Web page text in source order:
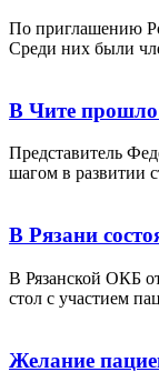
По приглашению
Среди них были
В Чите прошло
Представитель
шагом в развитии
В Рязани
В Рязанской ОКБ
стол с участием
Желание